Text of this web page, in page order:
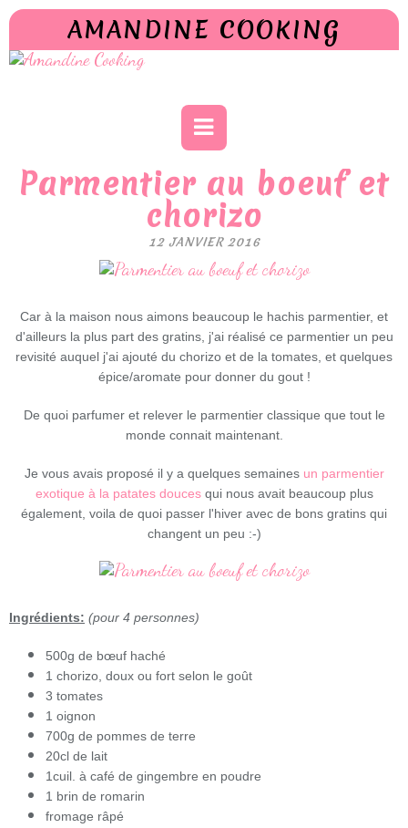
AMANDINE COOKING
Parmentier au boeuf et
chorizo
12 JANVIER 2016
Car à la maison nous aimons beaucoup le hachis parmentier, et
d'ailleurs la plus part des gratins, j'ai réalisé ce parmentier un peu
revisité auquel j'ai ajouté du chorizo et de la tomates, et quelques
épice/aromate pour donner du gout !
De quoi parfumer et relever le parmentier classique que tout le
monde connait maintenant.
Je vous avais proposé il y a quelques semaines un parmentier
exotique à la patates doucesqui nous avait beaucoup plus
également, voila de quoi passer l'hiver avec de bons gratins qui
changent un peu :-)
Ingrédients: (pour 4 personnes)
500g de bœuf haché
1 chorizo, doux ou fort selon le goût
3 tomates
1 oignon
700g de pommes de terre
20cl de lait
1cuil. à café de gingembre en poudre
1 brin de romarin
fromage râpé